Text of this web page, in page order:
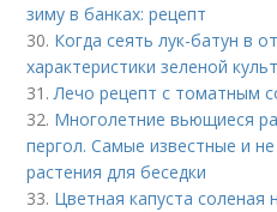
зиму в банках: рецепт
30. Когда сеять лук-батун в
характеристики зеленой
31.Лечо рецепт с томатным
32. Многолетние вьющиеся
пергол. Самые известные и
растения для беседки
33. Цветная капуста соленая